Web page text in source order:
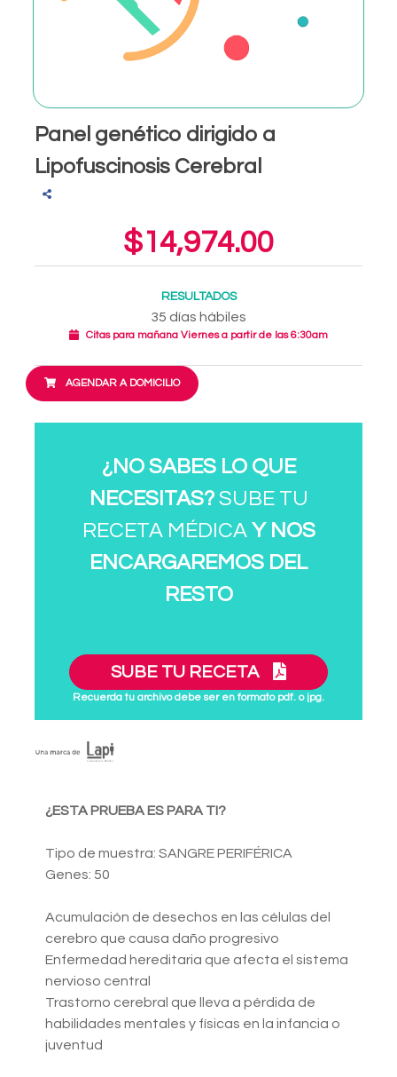
Panel genético dirigido a
Lipofuscinosis Cerebral
$14,974.00
RESULTADOS
35 días hábiles
Citas para mañana Viernes a partir de las 6:30am
AGENDAR A DOMICILIO
¿NO SABES LO QUE
NECESITAS?SUBE TU
RECETA MÉDICA Y NOS
ENCARGAREMOS DEL
RESTO
SUBE TU RECETA
Recuerda tu archivo debe ser en formato pdf. o jpg.
¿ESTA PRUEBA ES PARA TI?
Tipo de muestra: SANGRE PERIFÉRICA
Genes: 50
Acumulación de desechos en las células del
cerebro que causa daño progresivo
Enfermedad hereditaria que afecta el sistema
nervioso central
Trastorno cerebral que lleva a pérdida de
habilidades mentales y físicas en la infancia o
juventud